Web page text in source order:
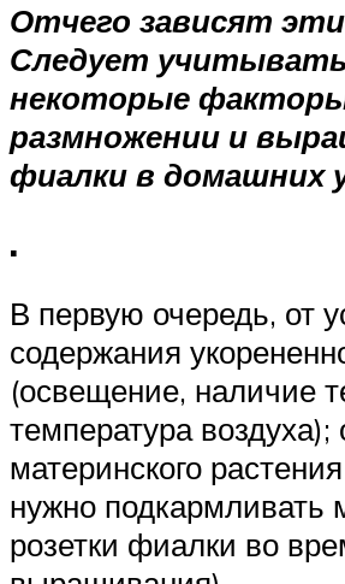
Отчего зависят эти
Следует учитывать
некоторые
размножении и
фиалки в домашних
.
В первую очередь, от
содержания
(освещение, наличие
температура воздуха);
материнского
нужно подкармливать
розетки фиалки во